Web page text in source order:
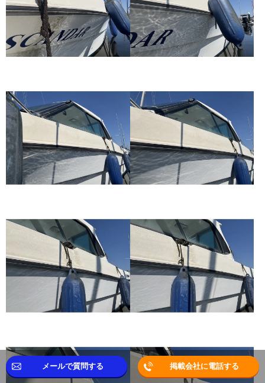
メールで質問する 掲載会社に電話する